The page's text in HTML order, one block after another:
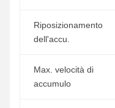
Riposizionamento
dell'accu.
Max. velocità di
accumulo